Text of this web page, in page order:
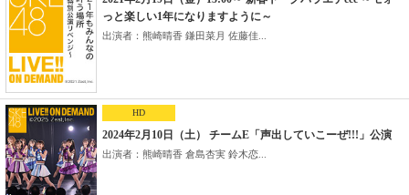
っと楽しい1年になりますように～
出演者：熊崎晴香 鎌田菜月 佐藤佳...
HD
2024年2月10日（土） チームE「声出していこーぜ!!!」公演
出演者：熊崎晴香 倉島杏実 鈴木恋...